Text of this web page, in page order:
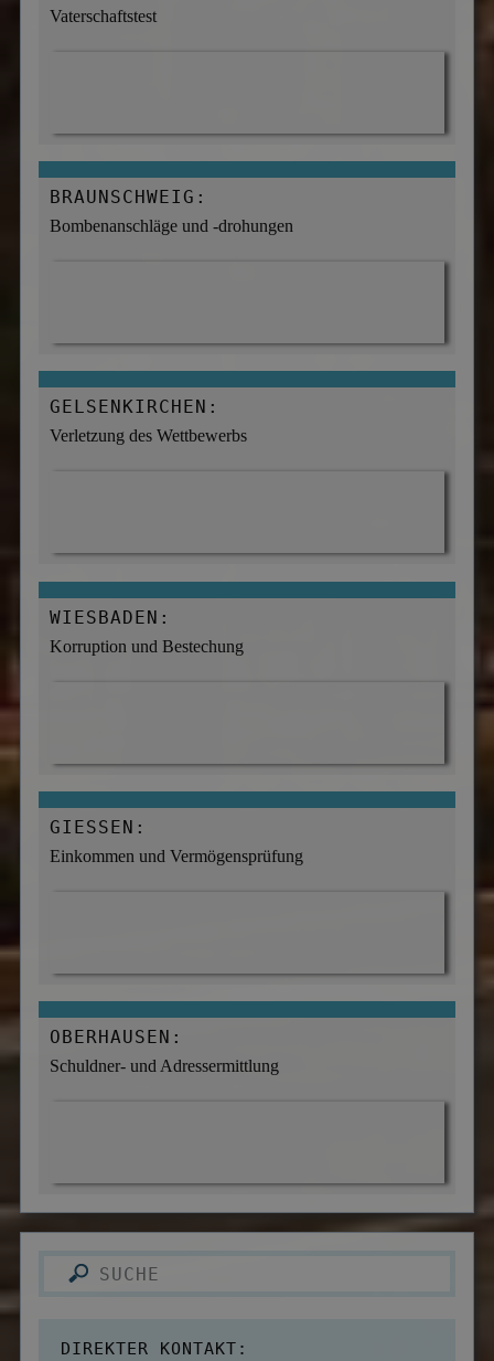
Vaterschaftstest
BRAUNSCHWEIG:
Bombenanschläge und -drohungen
GELSENKIRCHEN:
Verletzung des Wettbewerbs
WIESBADEN:
Korruption und Bestechung
GIESSEN:
Einkommen und Vermögensprüfung
OBERHAUSEN:
Schuldner- und Adressermittlung
DIREKTER KONTAKT: